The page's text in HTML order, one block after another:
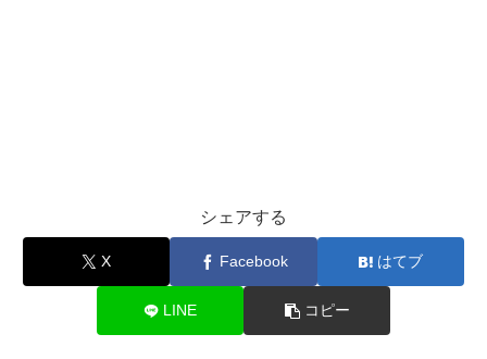
シェアする
X Facebook はてブ
LINE コピー